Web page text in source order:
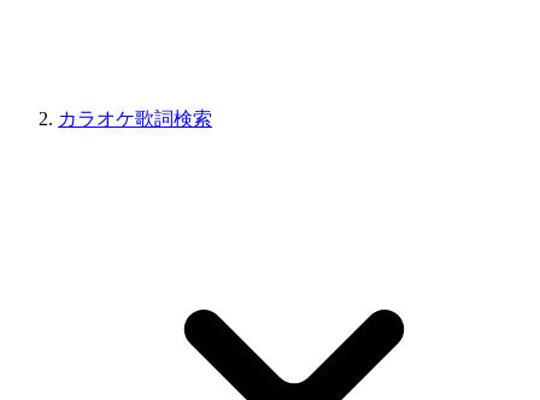
カラオケ歌詞検索